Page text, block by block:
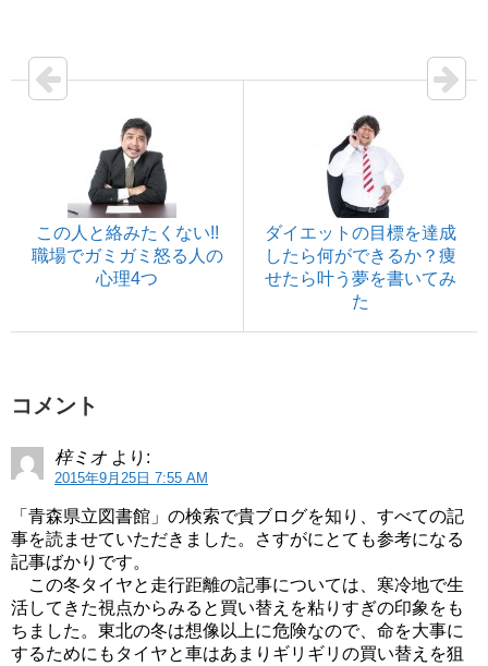
この人と絡みたくない!!
職場でガミガミ怒る人の
心理4つ
ダイエットの目標を達成
したら何ができるか？痩
せたら叶う夢を書いてみ
た
コメント
梓ミオ より:
2015年9月25日 7:55 AM
「青森県立図書館」の検索で貴ブログを知り、すべての記
事を読ませていただきました。さすがにとても参考になる
記事ばかりです。
この冬タイヤと走行距離の記事については、寒冷地で生
活してきた視点からみると買い替えを粘りすぎの印象をも
ちました。東北の冬は想像以上に危険なので、命を大事に
するためにもタイヤと車はあまりギリギリの買い替えを狙